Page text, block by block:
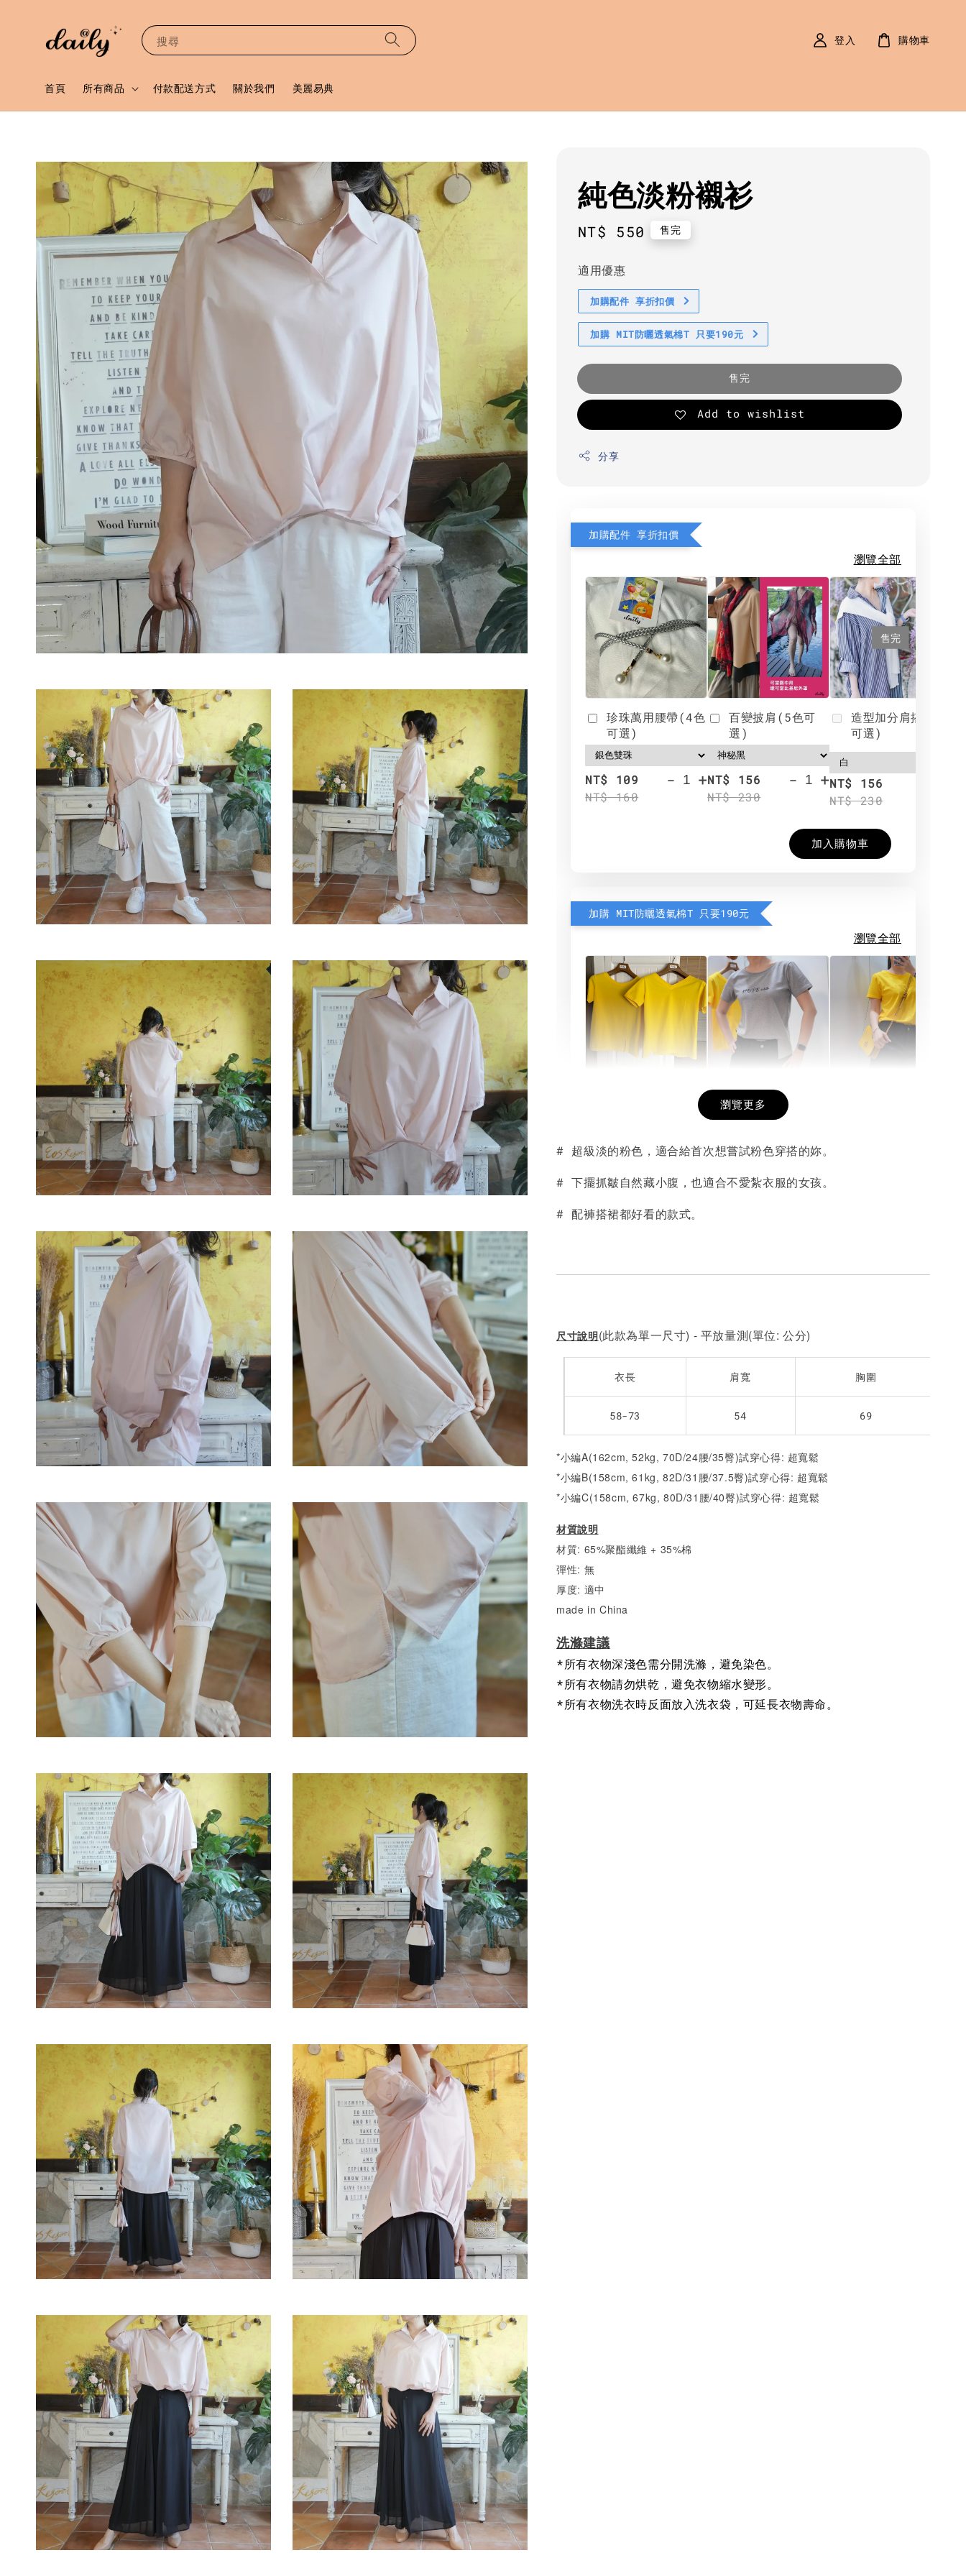
搜尋
首頁 所有商品 付款配送方式 關於我們 美麗易典
登入 購物車
純色淡粉襯衫
Regular
NT$ 550 售完
適用優惠
加購配件 享折扣價
加購 MIT防曬透氣棉T 只要190元
售完
Add to wishlist
分享
加購配件 享折扣價
瀏覽全部
珍珠萬用腰帶(4色
可選)
NT$ 109
NT$ 160
- +
百變披肩(5色可
選)
NT$ 156
NT$ 230
- +
售完
造型加分肩搭(4色
可選)
NT$ 156
NT$ 230
加入購物車
加購 MIT防曬透氣棉T 只要190元
瀏覽全部
NT$ 190
NT$ 450
- +
希望相隨雙面T
NT$ 190
NT$ 450
- +
瀏覽更多
# 超級淡的粉色，適合給首次想嘗試粉色穿搭的妳。
# 下擺抓皺自然藏小腹，也適合不愛紮衣服的女孩。
# 配褲搭裙都好看的款式。
尺寸說明(此款為單一尺寸) - 平放量測(單位: 公分)
衣長 肩寬 胸圍
58-73 54 69
*小編A(162cm, 52kg, 70D/24腰/35臀)試穿心得: 超寬鬆
*小編B(158cm, 61kg, 82D/31腰/37.5臀)試穿心得: 超寬鬆
*小編C(158cm, 67kg, 80D/31腰/40臀)試穿心得: 超寬鬆
材質說明
材質: 65%聚酯纖維 + 35%棉
彈性: 無
厚度: 適中
made in China
洗滌建議
*所有衣物深淺色需分開洗滌，避免染色。
*所有衣物請勿烘乾，避免衣物縮水變形。
*所有衣物洗衣時反面放入洗衣袋，可延長衣物壽命。